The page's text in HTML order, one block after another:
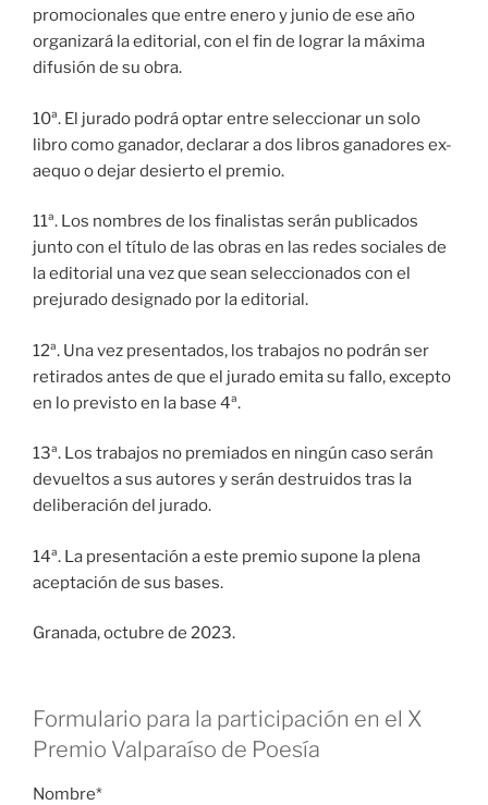
promocionales que entre enero y junio de ese año
organizará la editorial, con el fin de lograr la máxima
difusión de su obra.
10ª. El jurado podrá optar entre seleccionar un solo
libro como ganador, declarar a dos libros ganadores ex-
aequo o dejar desierto el premio.
11ª. Los nombres de los finalistas serán publicados
junto con el título de las obras en las redes sociales de
la editorial una vez que sean seleccionados con el
prejurado designado por la editorial.
12ª. Una vez presentados, los trabajos no podrán ser
retirados antes de que el jurado emita su fallo, excepto
en lo previsto en la base 4ª.
13ª. Los trabajos no premiados en ningún caso serán
devueltos a sus autores y serán destruidos tras la
deliberación del jurado.
14ª. La presentación a este premio supone la plena
aceptación de sus bases.
Granada, octubre de 2023.
Formulario para la participación en el X
Premio Valparaíso de Poesía
Nombre*